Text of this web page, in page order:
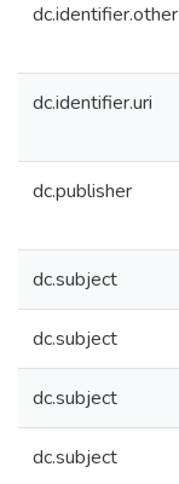
dc.identifier.other
dc.identifier.uri
dc.publisher
dc.subject
dc.subject
dc.subject
dc.subject